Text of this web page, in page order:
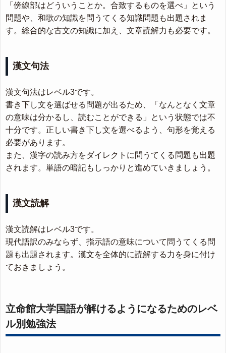
「傍線部はどういうことか。合致するものを選べ」という
問題や、和歌の知識を問うてくる知識問題も出題されま
す。総合的な古文の知識に加え、文章読解力も必要です。
漢文句法
漢文句法はレベル3です。
書き下し文を選ばせる問題が出るため、「なんとなく文章
の意味は分かるし、読むことができる」という状態では不
十分です。正しい書き下し文を選べるよう、句形を覚える
必要があります。
また、漢字の読み方をダイレクトに問うてくる問題も出題
されます。単語の暗記もしっかりと進めていきましょう。
漢文読解
漢文読解はレベル3です。
現代語訳のみならず、指示語の意味について問うてくる問
題も出題されます。漢文を全体的に読解する力を身に付け
ておきましょう。
立命館大学国語が解けるようになるためのレベ
ル別勉強法